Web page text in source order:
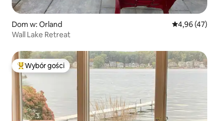
Dom w: Orland Średnia
4,96 (47)
Wall Lake Retreat
Najpopularniejsze z kategorii Wybór gości
Wybór gości